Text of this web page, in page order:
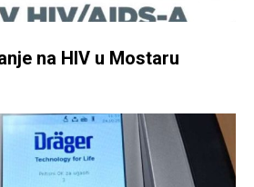
na HIV u Mostaru